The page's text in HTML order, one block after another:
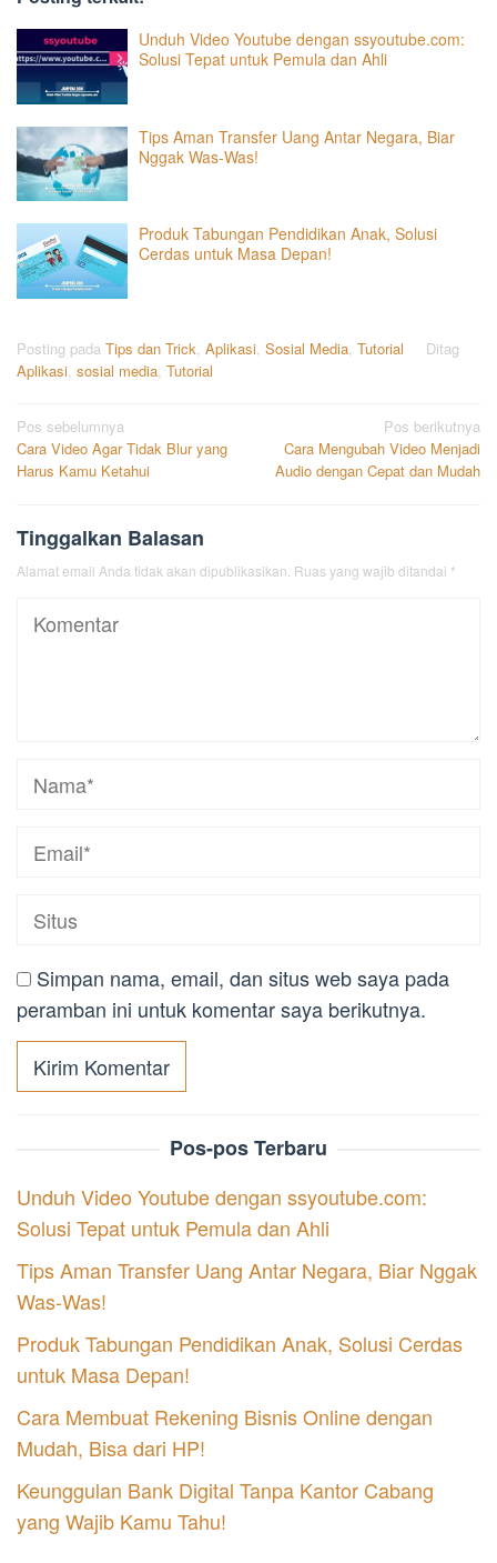
Unduh Video Youtube dengan ssyoutube.com:
Solusi Tepat untuk Pemula dan Ahli
Tips Aman Transfer Uang Antar Negara, Biar
Nggak Was-Was!
Produk Tabungan Pendidikan Anak, Solusi
Cerdas untuk Masa Depan!
Posting pada Tips dan Trick Aplikasi Sosial Media Tutorial
Ditag
Aplikasi sosial media Tutorial
Navigasi
pos
Pos sebelumnya
Cara Video Agar Tidak Blur yang
Harus Kamu Ketahui
Pos berikutnya
Cara Mengubah Video Menjadi
Audio dengan Cepat dan Mudah
Tinggalkan Balasan
Alamat email Anda tidak akan dipublikasikan. Ruas yang wajib ditandai *
Simpan nama, email, dan situs web saya pada
peramban ini untuk komentar saya berikutnya.
Pos-pos Terbaru
Unduh Video Youtube dengan ssyoutube.com:
Solusi Tepat untuk Pemula dan Ahli
Tips Aman Transfer Uang Antar Negara, Biar Nggak
Was-Was!
Produk Tabungan Pendidikan Anak, Solusi Cerdas
untuk Masa Depan!
Cara Membuat Rekening Bisnis Online dengan
Mudah, Bisa dari HP!
Keunggulan Bank Digital Tanpa Kantor Cabang
yang Wajib Kamu Tahu!